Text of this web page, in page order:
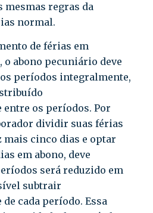
mesmas regras da
normal.
de férias em
abono pecuniário deve
períodos integralmente,
os períodos. Por
dividir suas férias
mais cinco dias e optar
em abono, deve
será reduzido em
subtrair
cada período. Essa